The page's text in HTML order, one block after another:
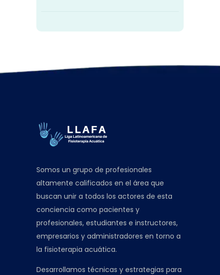
Somos un grupo de profesionales
altamente calificados en el área que
buscan unir a todos los actores de esta
conciencia como pacientes y
profesionales, estudiantes e instructores,
empresarios y administradores en torno a
la fisioterapia acuática.
Desarrollamos técnicas y estrategias para